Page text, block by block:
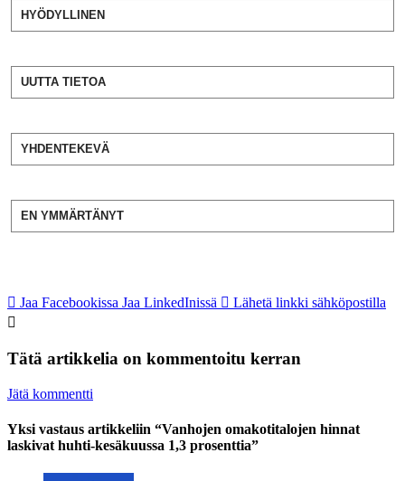
HYÖDYLLINEN
UUTTA TIETOA
YHDENTEKEVÄ
EN YMMÄRTÄNYT
Jaa Facebookissa Jaa LinkedInissä Lähetä linkki sähköpostilla
Tätä artikkelia on kommentoitu kerran
Jätä kommentti
Yksi vastaus artikkeliin “Vanhojen omakotitalojen hinnat
laskivat huhti-kesäkuussa 1,3 prosenttia”